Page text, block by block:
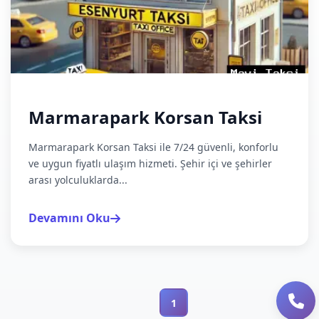
Marmarapark Korsan Taksi
Marmarapark Korsan Taksi ile 7/24 güvenli, konforlu
ve uygun fiyatlı ulaşım hizmeti. Şehir içi ve şehirler
arası yolculuklarda...
Devamını Oku
1